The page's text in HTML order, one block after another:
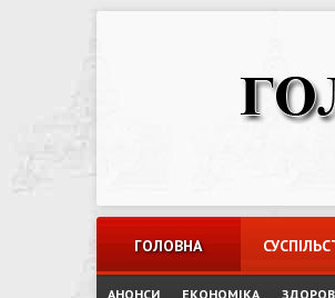
ГОЛОВНА
АНОНСИ ЕКОНОМІКА